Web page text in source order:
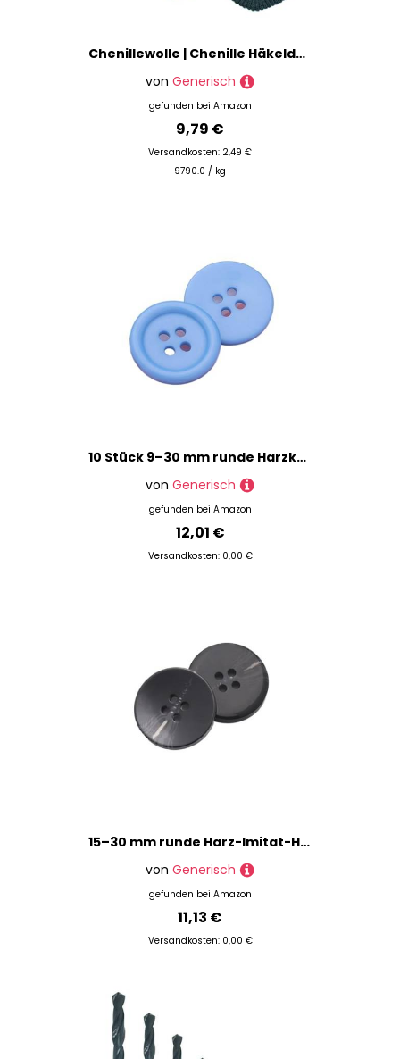
Chenillewolle | Chenille Häkeldeckengarn - Wollknäuel zum Basteln, weiches Garn zum Häkeln, flauschiges Polyestergarn für Hüte, Schuhe, Handschuhe
von Generisch
gefunden bei Amazon
9,79 €
Versandkosten: 2,49 €
9790.0 / kg
10 Stück 9–30 mm runde Harzknöpfe für handgefertigte DIY-Scrapbooking-Bastelarbeiten, Nähzubehör, Kleidung, Pullover, Mantelzubehör(Black,24L 15.0 MM)
von Generisch
gefunden bei Amazon
12,01 €
Versandkosten: 0,00 €
15–30 mm runde Harz-Imitat-Hornknöpfe für Pullover, Strickjacken, Kleidung, dekorative handgefertigte Accessoires(Color T,10pcs 20mm)
von Generisch
gefunden bei Amazon
11,13 €
Versandkosten: 0,00 €